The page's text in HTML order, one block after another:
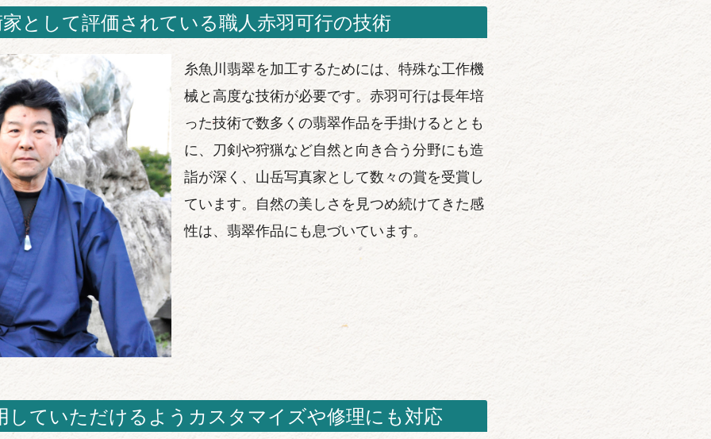
として評価されている職人赤羽可行の技術
糸魚川翡翠を加工するためには、特殊な工作機
械と高度な技術が必要です。赤羽可行は長年培
った技術で数多くの翡翠作品を手掛けるととも
に、刀剣や狩猟など自然と向き合う分野にも造
詣が深く、山岳写真家として数々の賞を受賞し
ています。自然の美しさを見つめ続けてきた感
性は、翡翠作品にも息づいています。
していただけるようカスタマイズや修理にも対応